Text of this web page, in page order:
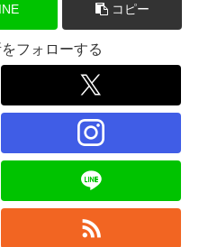
コピー
フォローする